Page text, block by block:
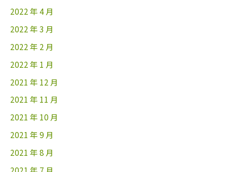
2022 年 4 月
2022 年 3 月
2022 年 2 月
2022 年 1 月
2021 年 12 月
2021 年 11 月
2021 年 10 月
2021 年 9 月
2021 年 8 月